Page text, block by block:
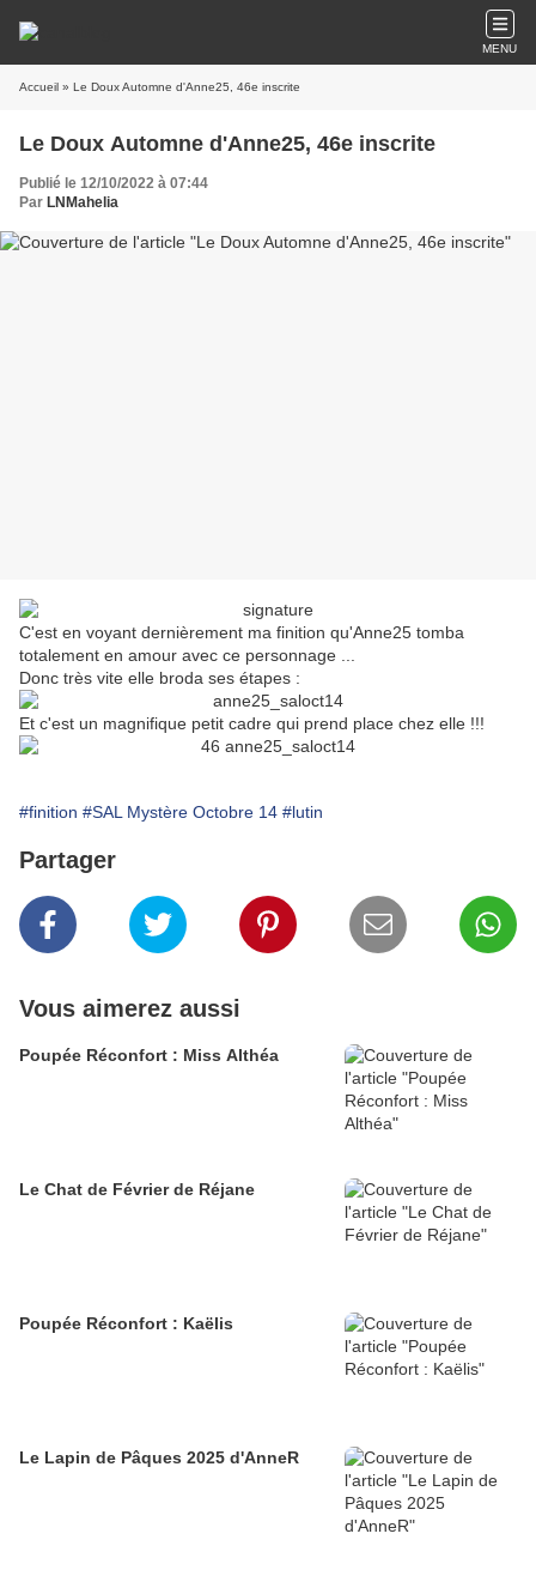
MENU
Accueil » Le Doux Automne d'Anne25, 46e inscrite
Le Doux Automne d'Anne25, 46e inscrite
Publié le 12/10/2022 à 07:44
Par LNMahelia
C'est en voyant dernièrement ma finition qu'Anne25 tomba
totalement en amour avec ce personnage ...
Donc très vite elle broda ses étapes :
Et c'est un magnifique petit cadre qui prend place chez elle !!!
#finition #SAL Mystère Octobre 14 #lutin
Partager
Vous aimerez aussi
Poupée Réconfort : Miss Althéa
Le Chat de Février de Réjane
Poupée Réconfort : Kaëlis
Le Lapin de Pâques 2025 d'AnneR